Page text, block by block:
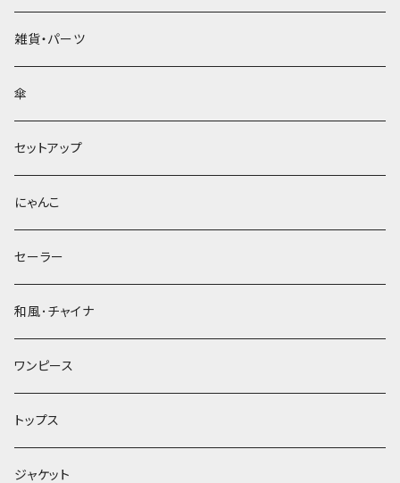
雑貨・パーツ
傘
セットアップ
にゃんこ
セーラー
和風･チャイナ
ワンピース
トップス
ジャケット